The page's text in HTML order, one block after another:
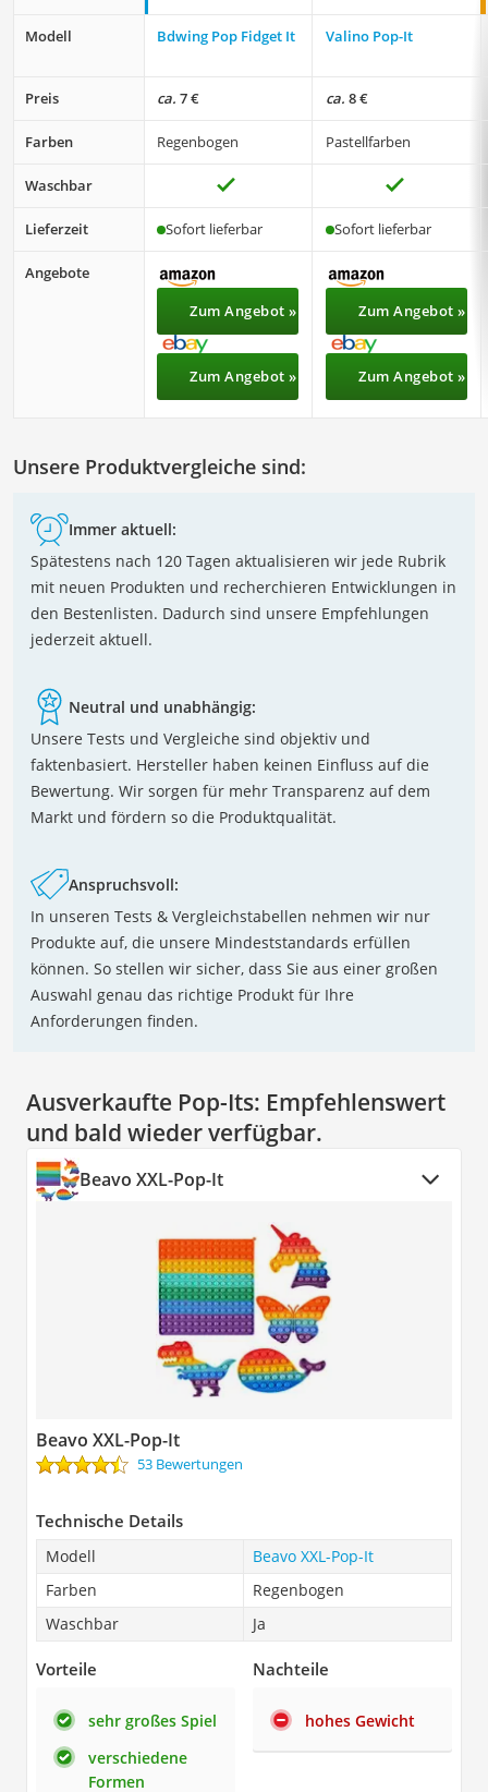
Modell Bdwing Pop Fidget It Valino Pop-It
Preis ca. 7 € ca. 8 €
Farben Regenbogen Pastellfarben
Waschbar
Lieferzeit Sofort lieferbar Sofort lieferbar
Angebote
Zum Angebot »
Zum Angebot »
Zum Angebot »
Zum Angebot »
Unsere Produktvergleiche sind:
Immer aktuell:
Spätestens nach 120 Tagen aktualisieren wir jede Rubrik
mit neuen Produkten und recherchieren Entwicklungen in
den Bestenlisten. Dadurch sind unsere Empfehlungen
jederzeit aktuell.
Neutral und unabhängig:
Unsere Tests und Vergleiche sind objektiv und
faktenbasiert. Hersteller haben keinen Einfluss auf die
Bewertung. Wir sorgen für mehr Transparenz auf dem
Markt und fördern so die Produktqualität.
Anspruchsvoll:
In unseren Tests & Vergleichstabellen nehmen wir nur
Produkte auf, die unsere Mindeststandards erfüllen
können. So stellen wir sicher, dass Sie aus einer großen
Auswahl genau das richtige Produkt für Ihre
Anforderungen finden.
Ausverkaufte Pop-Its: Empfehlenswert
und bald wieder verfügbar.
Beavo XXL-Pop-It
Beavo XXL-Pop-It
53 Bewertungen
Technische Details
Modell
Beavo XXL-Pop-It
Farben
Regenbogen
Waschbar
Ja
Vorteile
sehr großes Spiel
verschiedene
Formen
Nachteile
hohes Gewicht